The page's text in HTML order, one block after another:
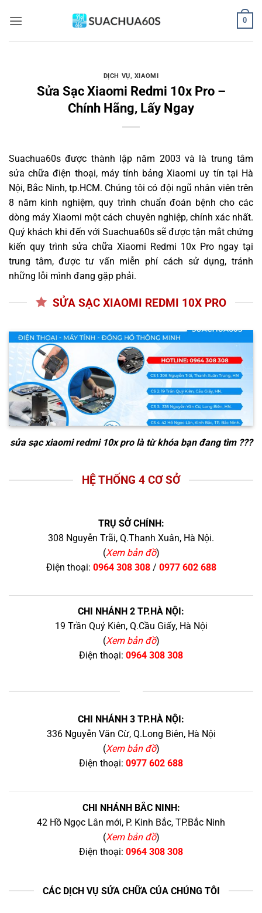
qua
0
DỊCH VỤ, XIAOMI
Sửa Sạc Xiaomi Redmi 10x Pro –
Chính Hãng, Lấy Ngay
Suachua60s được thành lập năm 2003 và là trung tâm
sửa chữa điện thoại, máy tính bảng Xiaomi uy tín tại Hà
Nội, Bắc Ninh, tp.HCM. Chúng tôi có đội ngũ nhân viên trên
8 năm kinh nghiệm, quy trình chuẩn đoán bệnh cho các
dòng máy Xiaomi một cách chuyên nghiệp, chính xác nhất.
Quý khách khi đến với Suachua60s sẽ được tận mắt chứng
kiến quy trình sửa chữa Xiaomi Redmi 10x Pro ngay tại
trung tâm, được tư vấn miễn phí cách sử dụng, tránh
những lỗi mình đang gặp phải.
SỬA SẠC XIAOMI REDMI 10X PRO
sửa sạc xiaomi redmi 10x prolà từ khóa bạn đang tìm ???
HỆ THỐNG 4 CƠ SỞ
TRỤ SỞ CHÍNH:
308 Nguyễn Trãi, Q.Thanh Xuân, Hà Nội.
(Xem bản đồ)
Điện thoại: 0964 308 308/ 0977 602 688
CHI NHÁNH 2 TP.HÀ NỘI:
19 Trần Quý Kiên, Q.Cầu Giấy, Hà Nội
(Xem bản đồ)
Điện thoại: 0964 308 308
CHI NHÁNH 3 TP.HÀ NỘI:
336 Nguyễn Văn Cừ, Q.Long Biên, Hà Nội
(Xem bản đồ)
Điện thoại: 0977 602 688
CHI NHÁNH BẮC NINH:
42 Hồ Ngọc Lân mới, P. Kinh Bắc, TP.Bắc Ninh
(Xem bản đồ)
Điện thoại: 0964 308 308
CÁC DỊCH VỤ SỬA CHỮA CỦA CHÚNG TÔI